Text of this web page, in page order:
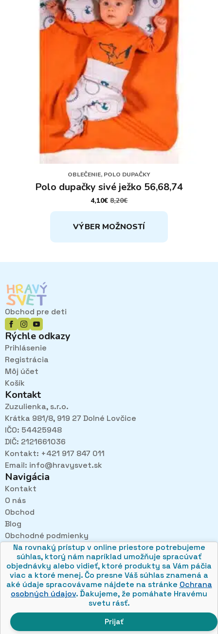
načúvame malým aj veľkým, aby sme zistili, čo sa Vám
v obchode páči najviac a mohli sa tak posúvať vpred.
Na rovnaký prístup v online priestore potrebujeme
súhlas, ktorý nám napríklad umožňuje spracúvať
objednávky alebo vidieť, ktoré produkty sa Vám páčia
viac a ktoré menej. Čo presne Váš súhlas znamená a
aké údaje spracovávame nájdete na stránke Ochrana
osobných údajov. Ďakujeme, že pomáhate Hravému
svetu rásť.
Prijať
🍪
vybrať
na
stránke
OBLEČENIE, POLO DUPAČKY
Polo dupačky sivé ježko 56,68,74
8,20€
PÔVODNÁ
CENA
8,20€.
4,10€ AKTUÁLNA
CENA
4,10€.
VÝBER MOŽNOSTÍ
Tento
produkt
má
variantov.
vybrať
stránke
Obchod pre deti
Rýchle odkazy
Prihlásenie
Registrácia
Môj účet
Košík
Kontakt
Zuzulienka, s.r.o.
Krátka 981/8, 919 27 Dolné Lovčice
IČO: 54425948
DIČ: 2121661036
Kontakt: +421 917 847 011
Email: info@hravysvet.sk
Navigácia
Kontakt
O nás
Obchod
Blog
Obchodné podmienky
Ochrana osobných údajov
© 2026 hravysvet.sk